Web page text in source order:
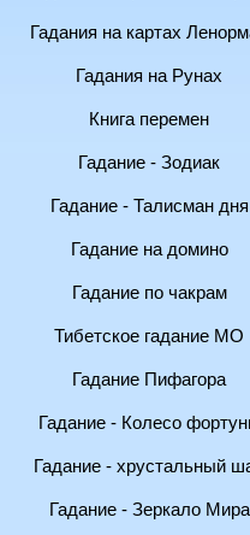
Гадания на картах
Гадания на Рунах
Книга перемен
Гадание - Зодиак
Гадание - Талисман дня
Гадание на домино
Гадание по чакрам
Тибетское гадание МО
Гадание Пифагора
Гадание - Колесо
Гадание - хрустальный
Гадание - Зеркало Мира